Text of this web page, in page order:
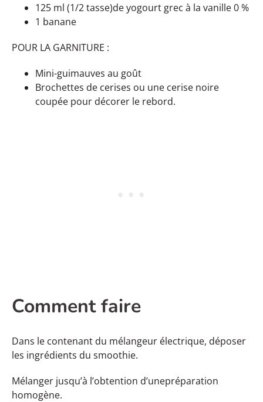
125 ml (1/2 tasse)de yogourt grec à la vanille 0 %
1 banane
POUR LA GARNITURE :
Mini-guimauves au goût
Brochettes de cerises ou une cerise noire
coupée pour décorer le rebord.
Comment faire
Dans le contenant du mélangeur électrique, déposer
les ingrédients du smoothie.
Mélanger jusqu’à l’obtention d’unepréparation
homogène.